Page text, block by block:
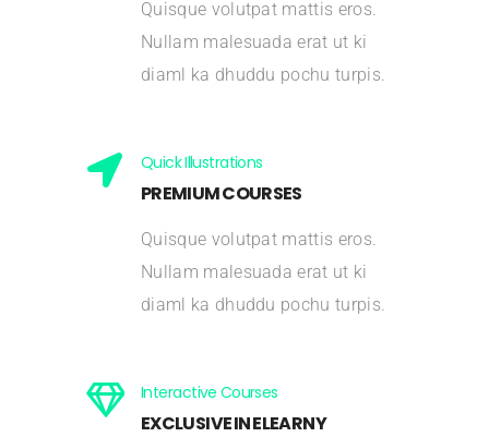
Quisque volutpat mattis eros.
Nullam malesuada erat ut ki
diaml ka dhuddu pochu turpis.
Quick Illustrations
PREMIUM COURSES
Quisque volutpat mattis eros.
Nullam malesuada erat ut ki
diaml ka dhuddu pochu turpis.
Interactive Courses
EXCLUSIVE IN ELEARNY